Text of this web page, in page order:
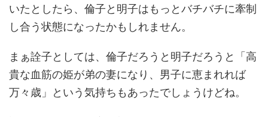
いたとしたら、倫子と明子はもっとバチバチに牽制
し合う状態になったかもしれません。
まぁ詮子としては、倫子だろうと明子だろうと「高
貴な血筋の姫が弟の妻になり、男子に恵まれれば
万々歳」という気持ちもあったでしょうけどね。